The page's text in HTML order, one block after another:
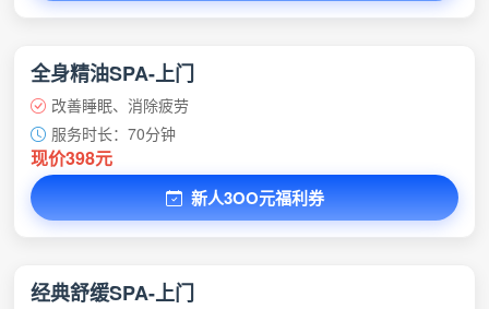
全身精油SPA-上门
改善睡眠、消除疲劳
服务时长：70分钟
现价398元
新人3OO元福利券
经典舒缓SPA-上门